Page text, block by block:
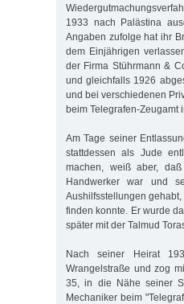
1933 nach Palästina
Angaben zufolge hat ihr
dem Einjährigen
der Firma Stührmann &
und gleichfalls 1926
und bei verschiedenen
beim Telegrafen-Zeugamt
Am Tage seiner
stattdessen als Jude
machen, weiß aber,
Handwerker war und
Aushilfsstellungen
finden konnte. Er wurde
später mit der Talmud
Nach seiner Heirat
Wrangelstraße und zog
35, in die Nähe seiner
Mechaniker beim